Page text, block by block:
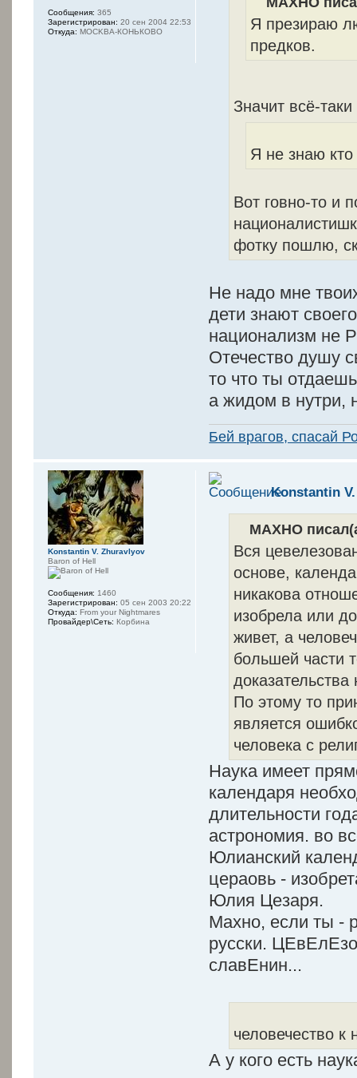
Я презираю
предков.
Значит всё-
Я не знаю
Вот говно-то и
фотку пошлю,
Не надо мне
дети знают
национализм не
Отечество душу
то что ты
а жидом в нутри,
Бей врагов, спасай
Сообщения: 365
Зарегистрирован: 20 сен 2004 22:53
Откуда: MOCKBA-КОНЬКОВО
Konstantin
MAXHO
Вся
основе,
никакова
изобрела или
живет, а
большей части
По этому то
является
человека с
Наука имеет
календаря
длительности
астрономия. во
Юлианский
цераовь -
Юлия Цезаря.
Махно, если ты -
русски.
славЕнин...
человечество к
А у кого есть
Konstantin V. Zhuravlyov
Baron of Hell
Сообщения: 1460
Зарегистрирован: 05 сен 2003 20:22
Откуда: From your Nightmares
Провайдер\Сеть: Корбина